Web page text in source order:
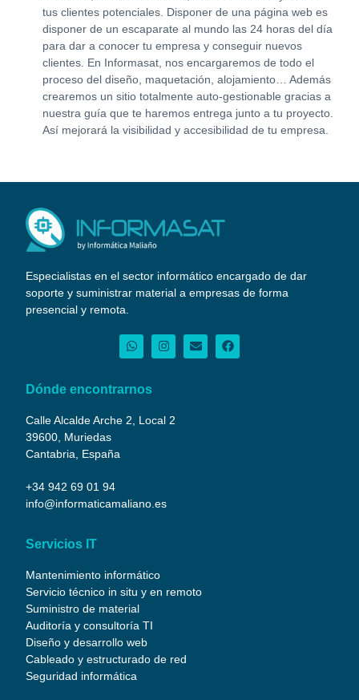
tus clientes potenciales. Disponer de una página web es
disponer de un escaparate al mundo las 24 horas del día
para dar a conocer tu empresa y conseguir nuevos
clientes. En Informasat, nos encargaremos de todo el
proceso del diseño, maquetación, alojamiento… Además
crearemos un sitio totalmente auto-gestionable gracias a
nuestra guía que te haremos entrega junto a tu proyecto.
Así mejorará la visibilidad y accesibilidad de tu empresa.
Especialistas en el sector informático encargado de dar
soporte y suministrar material a empresas de forma
presencial y remota.
Dónde encontrarnos
Calle Alcalde Arche 2, Local 2
39600, Muriedas
Cantabria, España
+34 942 69 01 94
info@informaticamaliano.es
Servicios IT
Mantenimiento informático
Servicio técnico in situ y en remoto
Suministro de material
Auditoría y consultoría TI
Diseño y desarrollo web
Cableado y estructurado de red
Seguridad informática